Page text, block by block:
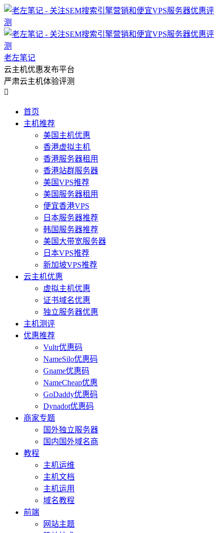
老左笔记
云主机优惠发布平台
严肃云主机体验评测

首页
主机推荐
美国主机优惠
香港虚拟主机
香港服务器租用
香港站群服务器
美国VPS推荐
美国服务器租用
便宜香港VPS
日本服务器推荐
韩国服务器推荐
美国大带宽服务器
日本VPS推荐
新加坡VPS推荐
云主机优惠
虚拟主机优惠
证书域名优惠
独立服务器优惠
主机测评
优惠推荐
Vultr优惠码
NameSilo优惠码
Gname优惠码
NameCheap优惠
GoDaddy优惠码
Dynadot优惠码
商家专题
国外独立服务器
国内国外域名商
教程
主机运维
主机文档
主机运用
域名教程
前端
网站主题